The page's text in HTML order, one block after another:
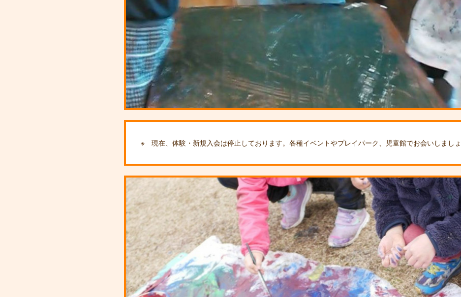
※ 現在、体験・新規入会は停止しております。各種イベントやプレイパーク、児童館でお会いしましょ